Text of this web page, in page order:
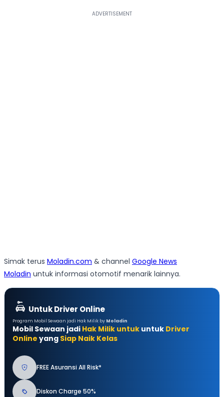
Simak terus Moladin.com & channel Google News
Moladin untuk informasi otomotif menarik lainnya.
Untuk Driver Online
Program Mobil Sewaan jadi Hak Milik by Moladin
Mobil Sewaan jadi Hak Milik untuk untuk Driver
Online yang Siap Naik Kelas
FREE Asuransi All Risk*
Diskon Charge 50%